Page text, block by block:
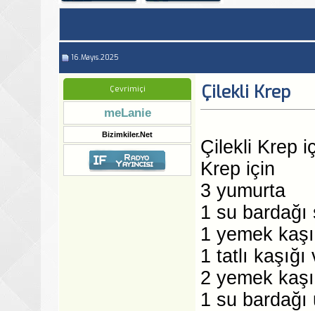
16.Mayıs.2025
Çevrimiçi
meLanie
Bizimkiler.Net
Çilekli Krep
Çilekli Krep
Krep için
3 yumurta
1 su bardağı
1 yemek
1 tatlı
2 yemek
1 su bardağı